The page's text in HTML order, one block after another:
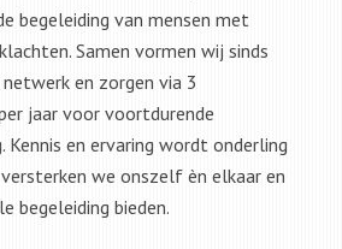
begeleiding van mensen met
Samen vormen wij sinds
en zorgen via 3
jaar voor voortdurende
Kennis en ervaring wordt onderling
we onszelf èn elkaar en
begeleiding bieden.